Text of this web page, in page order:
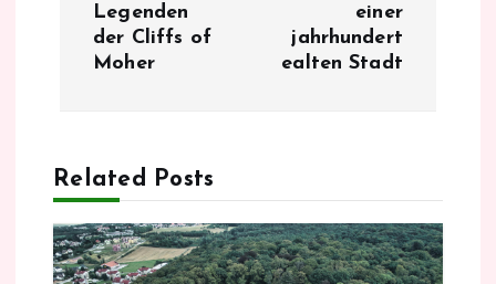
g
s
Legenden
der Cliffs of
Moher
einer
jahrhundert
ealten Stadt
Related Posts